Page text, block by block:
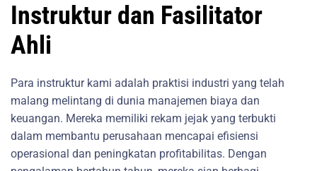
Instruktur dan Fasilitator
Ahli
Para instruktur kami adalah praktisi industri yang telah
malang melintang di dunia manajemen biaya dan
keuangan. Mereka memiliki rekam jejak yang terbukti
dalam membantu perusahaan mencapai efisiensi
operasional dan peningkatan profitabilitas. Dengan